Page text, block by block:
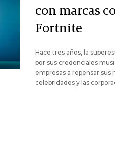
con marcas
Fortnite
Hace tres años, la
por sus credenciales
empresas a repensar sus
celebridades y las